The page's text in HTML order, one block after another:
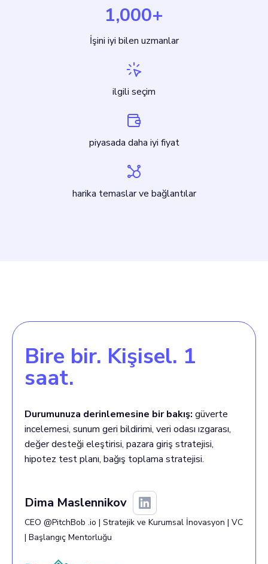
1,000+
İşini iyi bilen uzmanlar
ilgili seçim
piyasada daha iyi fiyat
harika temaslar ve bağlantılar
Bire bir. Kişisel. 1
saat.
Durumunuza derinlemesine bir bakış: güverte
incelemesi, sunum geri bildirimi, veri odası ızgarası,
değer desteği eleştirisi, pazara giriş stratejisi,
hipotez test planı, bağış toplama stratejisi.
Dima Maslennikov
CEO @PitchBob .io | Stratejik ve Kurumsal İnovasyon | VC
| Başlangıç Mentorluğu